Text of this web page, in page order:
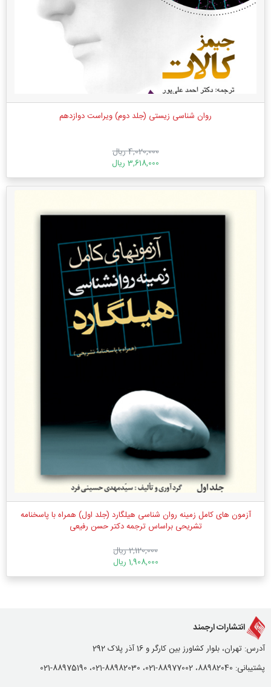
روان شناسی زیستی (جلد دوم) ویراست دوازدهم
4,020,000 ریال
3,618,000 ریال
آزمون های کامل زمینه روان شناسی هیلگارد (جلد اول) همراه با پاسخنامه
تشریحی براساس ترجمه دکتر حسن رفیعی
2,120,000 ریال
1,908,000 ریال
انتشارات ارجمند
آدرس: تهران، بلوار کشاورز بین کارگر و 16 آذر پلاک 292
پشتیبانی: 88982040، 88977002-021، 88982030-021، 88975190-021